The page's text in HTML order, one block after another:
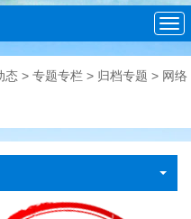
导
航
态 > 专题专栏 > 归档专题 > 网络